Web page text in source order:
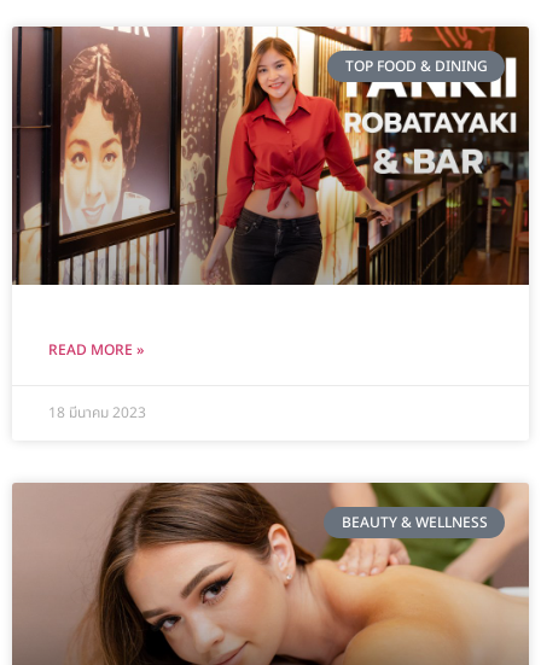
TOP FOOD & DINING
READ MORE »
18 มีนาคม 2023
BEAUTY & WELLNESS